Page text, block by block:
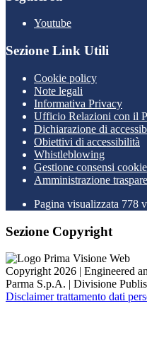
Youtube
Sezione Link Utili
Cookie policy
Note legali
Informativa Privacy
Ufficio Relazioni con il
Dichiarazione di
Obiettivi di accessibilità
Whistleblowing
Gestione consensi cookie
Amministrazione
Pagina visualizzata 778
Sezione Copyright
Copyright 2026 | Engineered
Parma S.p.A. | Divisione
Disclaimer trattamento dati